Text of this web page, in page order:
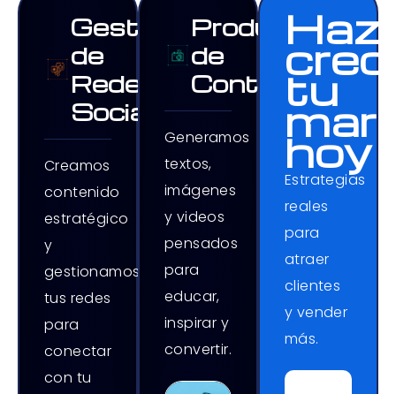
Gestión
de
Redes
Sociales
Creamos
contenido
estratégico
y
gestionamos
tus redes
para
conectar
con tu
Producción
de
Contenido
Generamos
textos,
imágenes
y videos
pensados
para
educar,
inspirar y
convertir.
Haz
tu
hoy
Estrategias
reales
para
atraer
clientes
y vender
más.